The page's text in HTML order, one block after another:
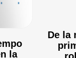
la
De la